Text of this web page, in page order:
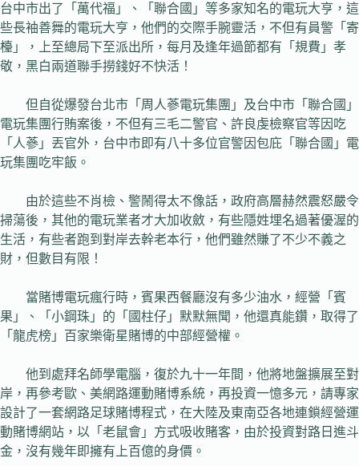
台中市出了「萬代福」、「聯合國」等多家知名的電玩大亨，這
些長袖善舞的電玩大亨，他們的交際手腕靈活，不但有員警「寄
檯」，上至總局下至派出所，每月及逢年過節都有「規費」孝
敬，黑白兩道聯手撈錢好不快活！
但自從爆發台北市「周人蔘電玩集團」及台中市「聯合國」
電玩集團行賄案後，不但有三毛二警官、許良虔檢察官等因吃
「人蔘」丟官外，台中市即有八十多位官警因包庇「聯合國」電
玩集團吃牢飯。
由於這些不肖檢、警鬧得太不像話，政府高層赫然震怒嚴令
掃蕩後，其他的電玩業者才大加收斂，有些隱姓埋名過著優渥的
生活，有些者跑到對岸去幹老本行，他們雖然賺了不少不義之
財，但數目有限！
當賭博電玩瘋行時，賓果西餐廳沒有多少油水，經營「賓
果」、「小鋼珠」的「國柱仔」默默無聞，他還真能鑽，取得了
「龍虎榜」百家樂衛星賭博的中部經營權。
他到處拜名師學電腦，復於九十一年間，他將地盤擴展至對
岸，再參考歐、美網路運動賭博系統，再投資一憶多元，請專家
設計了一套網路足球賭博程式，在大陸及東南亞各地連鎖經營運
動賭博網站，以「老鼠會」方式吸收賭客，由於投資對路日進斗
金，沒有幾年即擁有上百億的身價。